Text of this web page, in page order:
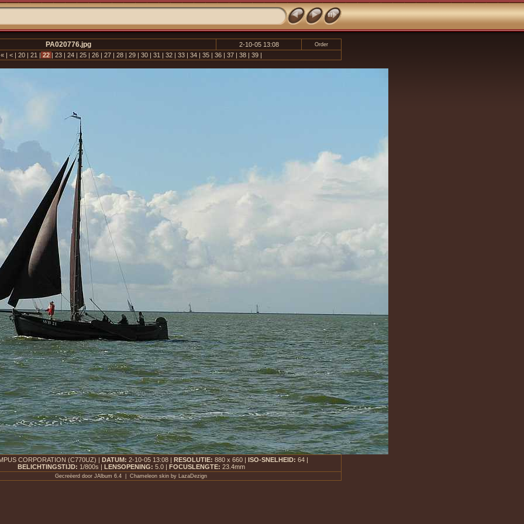
PA020776.jpg 2-10-05 13:08 Order
« | < | 20 | 21 | 22 | 23 | 24 | 25 | 26 | 27 | 28 | 29 | 30 | 31 | 32 | 33 | 34 | 35 | 36 | 37 | 38 | 39 |
CORPORATION (C770UZ) | DATUM: 2-10-05 13:08 | RESOLUTIE: 880 x 660 | ISO-SNELHEID: 64 |
BELICHTINGSTIJD: 1/800s | LENSOPENING: 5.0 | FOCUSLENGTE: 23.4mm
Gecreëerd door JAlbum 6.4 | Chameleon skin by LazaDezign